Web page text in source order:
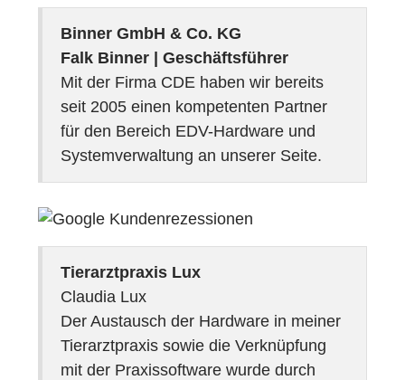
Binner GmbH & Co. KG
Falk Binner | Geschäftsführer
Mit der Firma CDE haben wir bereits
seit 2005 einen kompetenten Partner
für den Bereich EDV-Hardware und
Systemverwaltung an unserer Seite.
Tierarztpraxis Lux
Claudia Lux
Der Austausch der Hardware in meiner
Tierarztpraxis sowie die Verknüpfung
mit der Praxissoftware wurde durch